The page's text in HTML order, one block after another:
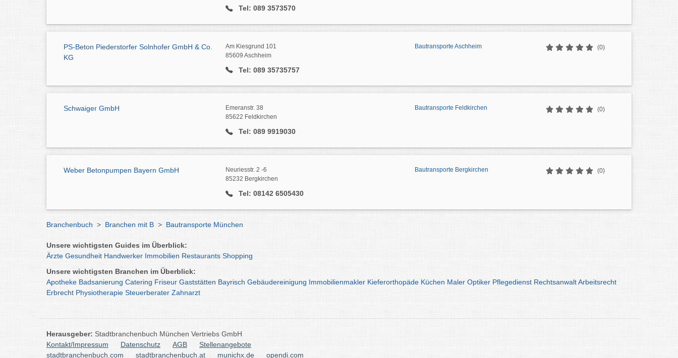
Tel: 089 3573570
PS-Beton Piederstorfer Solnhofer GmbH & Co.
KG
Am Kiesgrund 101
85609 Aschheim
Tel: 089 35735757
Bautransporte Aschheim (0)
Schwaiger GmbH
Emeranstr. 38
85622 Feldkirchen
Tel: 089 9919030
Bautransporte Feldkirchen (0)
Weber Betonpumpen Bayern GmbH
Neuriesstr. 2 -6
85232 Bergkirchen
Tel: 08142 6505430
Bautransporte Bergkirchen (0)
Branchenbuch > Branchen mit B > Bautransporte München
Unsere wichtigsten Guides im Überblick:
Ärzte Gesundheit Handwerker Immobilien Restaurants Shopping
Unsere wichtigsten Branchen im Überblick:
Apotheke Badsanierung Catering Friseur Gaststätten Bayrisch Gebäudereinigung Immobilienmakler Kieferorthopäde Küchen Maler Optiker Pflegedienst RechtsanwaltArbeitsrecht
Erbrecht Physiotherapie Steuerberater Zahnarzt
Herausgeber: Stadtbranchenbuch München Vertriebs GmbH
Kontakt/Impressum
Datenschutz AGB
Stellenangebote
stadtbranchenbuch.com
stadtbranchenbuch.at munichx.de opendi.com